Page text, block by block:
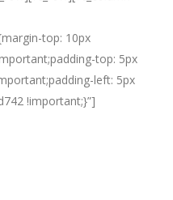
top: 10px
top: 5px
left: 5px
!important;}”]